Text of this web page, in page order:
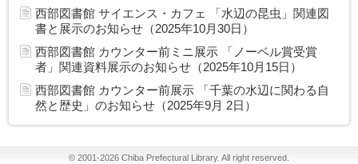
西部図書館 サイエンス・カフェ 「水辺の昆虫」関連図
書と展示のお知らせ（2025年10月30日）
西部図書館 カウンター前ミニ展示 「ノーベル賞受賞
者」関連資料展示のお知らせ（2025年10月15日）
西部図書館 カウンター前展示 「千葉の水辺に関わる自
然と歴史」のお知らせ（2025年9月 2日）
© 2001-2026Chiba Prefectural Library. All right reserved.